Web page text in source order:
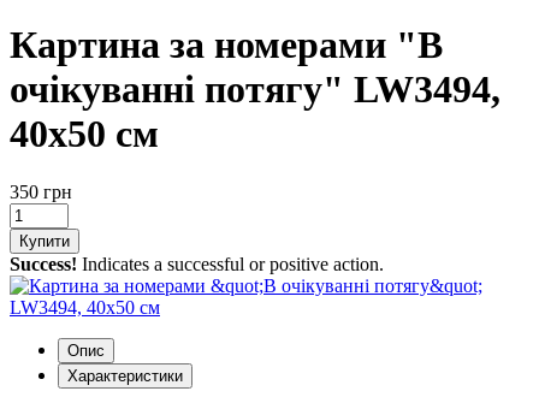
Картина за номерами "В
очікуванні потягу" LW3494,
40х50 см
350 грн
Купити
Success! Indicates a successful or positive action.
Опис
Характеристики